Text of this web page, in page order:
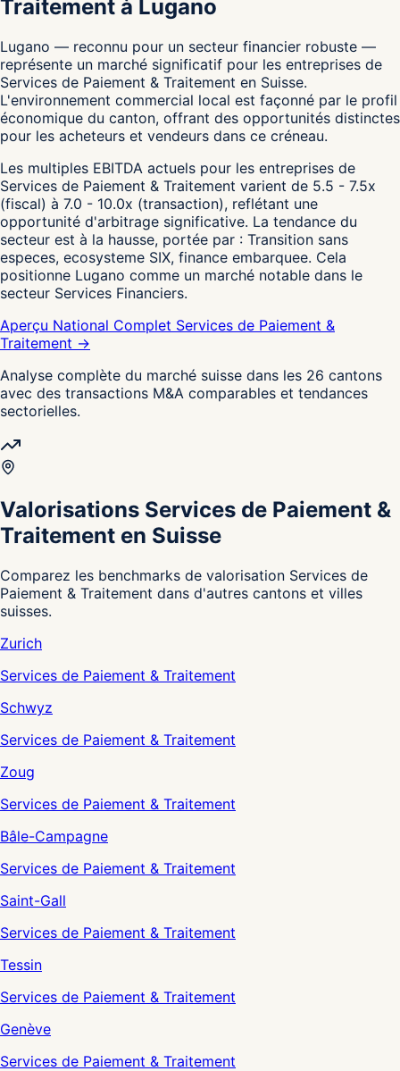
Traitement à Lugano
Lugano — reconnu pour un secteur financier robuste —
représente un marché significatif pour les entreprises de
Services de Paiement & Traitement en Suisse.
L'environnement commercial local est façonné par le profil
économique du canton, offrant des opportunités distinctes
pour les acheteurs et vendeurs dans ce créneau.
Les multiples EBITDA actuels pour les entreprises de
Services de Paiement & Traitement varient de 5.5 - 7.5x
(fiscal) à 7.0 - 10.0x (transaction), reflétant une
opportunité d'arbitrage significative. La tendance du
secteur est à la hausse, portée par : Transition sans
especes, ecosysteme SIX, finance embarquee. Cela
positionne Lugano comme un marché notable dans le
secteur Services Financiers.
Aperçu National Complet Services de Paiement &
Traitement →
Analyse complète du marché suisse dans les 26 cantons
avec des transactions M&A comparables et tendances
sectorielles.
Valorisations Services de Paiement &
Traitement en Suisse
Comparez les benchmarks de valorisation Services de
Paiement & Traitement dans d'autres cantons et villes
suisses.
Zurich
Services de Paiement & Traitement
Schwyz
Services de Paiement & Traitement
Zoug
Services de Paiement & Traitement
Bâle-Campagne
Services de Paiement & Traitement
Saint-Gall
Services de Paiement & Traitement
Tessin
Services de Paiement & Traitement
Genève
Services de Paiement & Traitement